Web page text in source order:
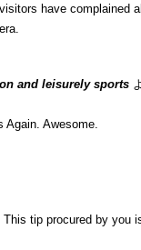
have complained
and leisurely sports
Again. Awesome.
tip procured by you